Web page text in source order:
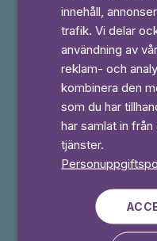
⭐️ Offer!
Månad
49,50 kr
50% rabatt i 3
Prova 7 dagar
Läs och lyssna
Ingen
Prova
innehåll,
trafik. Vi delar
användning av
reklam- och
kombinera den
som du har
har samlat in
tjänster.